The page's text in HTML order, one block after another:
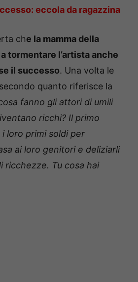
eccola da ragazzina
che la mamma della
tormentare l’artista anche
il successo. Una volta le
quanto riferisce la
fanno gli attori di umili
ricchi? Il primo
loro primi soldi per
ai loro genitori e deliziarli
ricchezze. Tu cosa hai